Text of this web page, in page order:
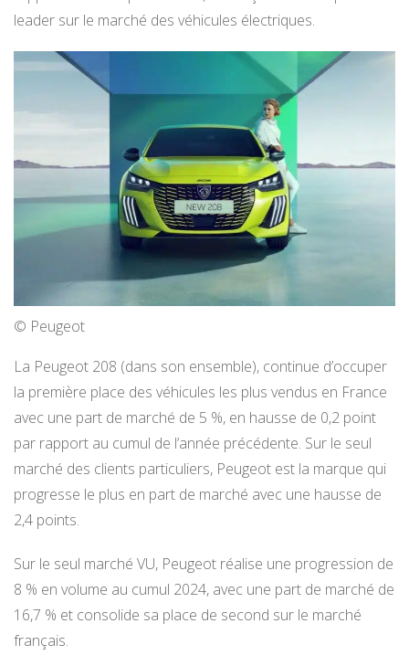
leader sur le marché des véhicules électriques.
© Peugeot
La Peugeot 208 (dans son ensemble), continue d’occuper
la première place des véhicules les plus vendus en France
avec une part de marché de 5 %, en hausse de 0,2 point
par rapport au cumul de l’année précédente. Sur le seul
marché des clients particuliers, Peugeot est la marque qui
progresse le plus en part de marché avec une hausse de
2,4 points.
Sur le seul marché VU, Peugeot réalise une progression de
8 % en volume au cumul 2024, avec une part de marché de
16,7 % et consolide sa place de second sur le marché
français.